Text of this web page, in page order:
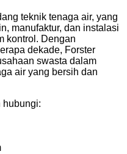
teknik tenaga air, yang
manufaktur, dan instalasi
kontrol. Dengan
dekade, Forster
swasta dalam
air yang bersih dan
hubungi: